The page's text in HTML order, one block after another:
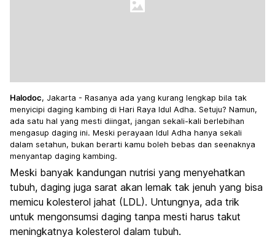
Halodoc, Jakarta - Rasanya ada yang kurang lengkap bila tak
menyicipi daging kambing di Hari Raya Idul Adha. Setuju? Namun,
ada satu hal yang mesti diingat, jangan sekali-kali berlebihan
mengasup daging ini. Meski perayaan Idul Adha hanya sekali
dalam setahun, bukan berarti kamu boleh bebas dan seenaknya
menyantap daging kambing.
Meski banyak kandungan nutrisi yang menyehatkan
tubuh, daging juga sarat akan lemak tak jenuh yang bisa
memicu kolesterol jahat (LDL). Untungnya, ada trik
untuk mengonsumsi daging tanpa mesti harus takut
meningkatnya kolesterol dalam tubuh.